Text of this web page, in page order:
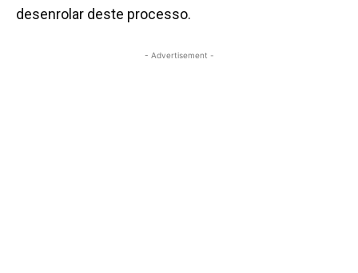
desenrolar deste processo.
- Advertisement -